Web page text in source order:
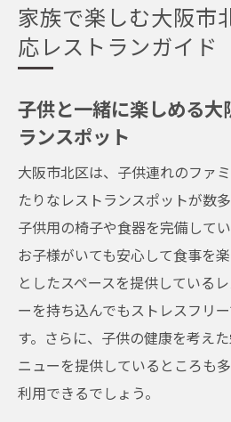
家族で楽しむ大阪市
応レストランガイド
子供と一緒に楽しめる大
ランスポット
大阪市北区は、子供連れのファ
たりなレストランスポットが数
子供用の椅子や食器を完備して
お子様がいても安心して食事を
としたスペースを提供している
ーを持ち込んでもストレスフリ
す。さらに、子供の健康を考え
ニューを提供しているところも
利用できるでしょう。